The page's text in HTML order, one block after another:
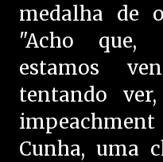
medalha de
"Acho que,
estamos
tentando
Cunha, uma